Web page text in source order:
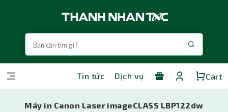
Tin tức Dịch vụ Cart
Máy in Canon Laser imageCLASS LBP122dw